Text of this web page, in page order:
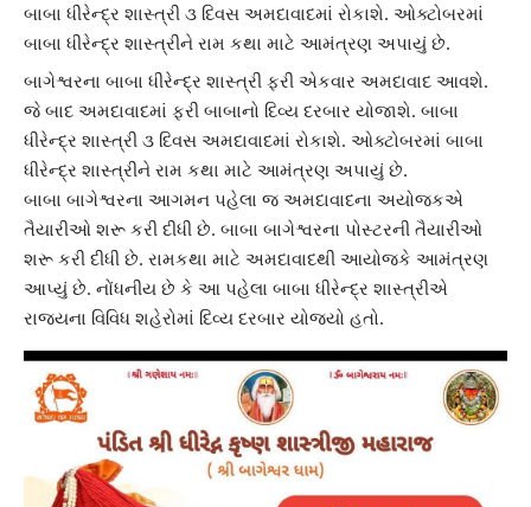
બાબા ધીરેન્દ્ર શાસ્ત્રી ૩ દિવસ અમદાવાદમાં રોકાશે. ઓક્ટોબરમાં
બાબા ધીરેન્દ્ર શાસ્ત્રીને રામ કથા માટે આમંત્રણ અપાયું છે.
બાગેશ્વરના બાબા ધીરેન્દ્ર શાસ્ત્રી ફરી એકવાર અમદાવાદ આવશે.
જે બાદ અમદાવાદમાં ફરી બાબાનો દિવ્ય દરબાર યોજાશે. બાબા
ધીરેન્દ્ર શાસ્ત્રી ૩ દિવસ અમદાવાદમાં રોકાશે. ઓક્ટોબરમાં બાબા
ધીરેન્દ્ર શાસ્ત્રીને રામ કથા માટે આમંત્રણ અપાયું છે.
બાબા બાગેશ્વરના આગમન પહેલા જ અમદાવાદના અયોજકએ
તૈયારીઓ શરૂ કરી દીધી છે. બાબા બાગેશ્વરના પોસ્ટરની તૈયારીઓ
શરૂ કરી દીધી છે. રામકથા માટે અમદાવાદથી આયોજકે આમંત્રણ
આપ્યું છે. નોંધનીય છે કે આ પહેલા બાબા ધીરેન્દ્ર શાસ્ત્રીએ
રાજ્યના વિવિધ શહેરોમાં દિવ્ય દરબાર યોજ્યો હતો.